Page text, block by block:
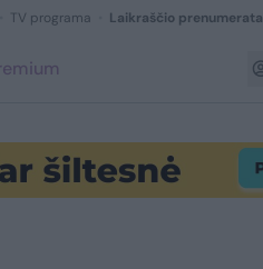
TV programa Laikraščio prenumerata